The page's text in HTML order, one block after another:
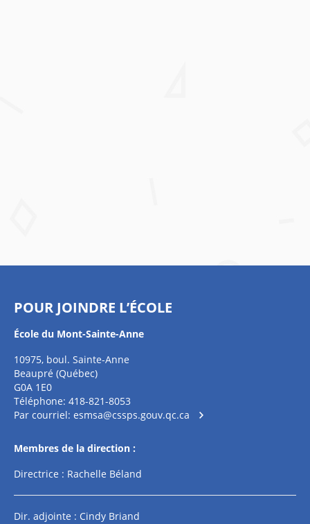
POUR JOINDRE L’ÉCOLE
École du Mont-Sainte-Anne
10975, boul. Sainte-Anne
Beaupré (Québec)
G0A 1E0
Téléphone: 418-821-8053
Par courriel: esmsa@cssps.gouv.qc.ca
Membres de la direction :
Directrice : Rachelle Béland
Dir. adjointe : Cindy Briand